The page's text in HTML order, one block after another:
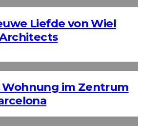
Liefde von Wiel
Wohnung im Zentrum